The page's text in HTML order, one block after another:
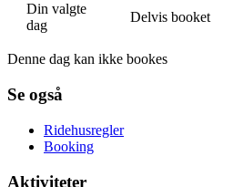
Din valgte
dag
Delvis booket
Denne dag kan ikke bookes
Se også
Ridehusregler
Booking
Aktiviteter